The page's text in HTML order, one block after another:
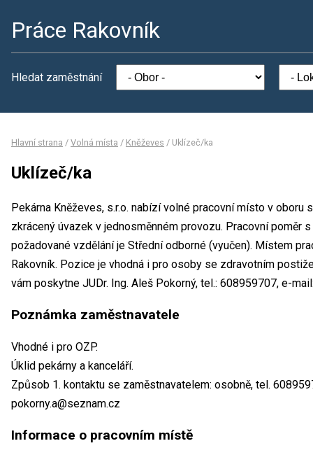
Práce Rakovník
Hledat zaměstnání
Hlavní strana / Volná místa / Kněževes / Uklízeč/ka
Uklízeč/ka
Pekárna Kněževes, s.r.o. nabízí volné pracovní místo v oboru
zkrácený úvazek v jednosměnném provozu. Pracovní poměr
požadované vzdělání je Střední odborné (vyučen). Místem
Rakovník. Pozice je vhodná i pro osoby se zdravotním
vám poskytne JUDr. Ing. Aleš Pokorný, tel.: 608959707, e-
Poznámka zaměstnavatele
Vhodné i pro OZP.
Úklid pekárny a kanceláří.
Způsob 1. kontaktu se zaměstnavatelem: osobně, tel.
pokorny.a@seznam.cz
Informace o pracovním místě